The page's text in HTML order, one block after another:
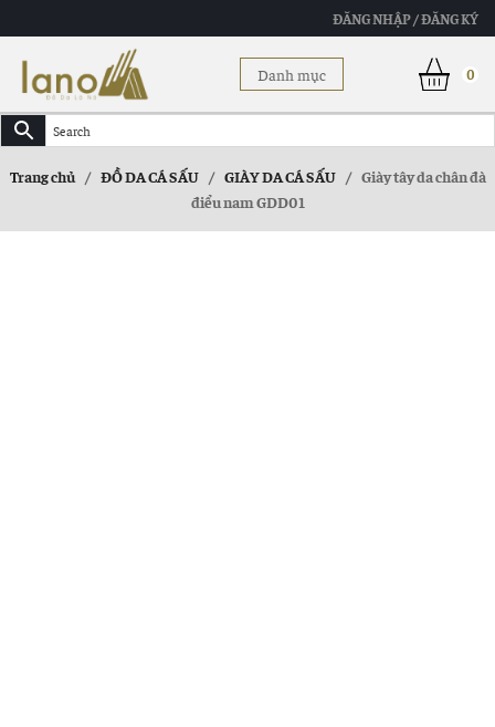
ĐĂNG NHẬP / ĐĂNG KÝ
Danh mục 0
Trang chủ / ĐỒ DA CÁ SẤU / GIÀY DA CÁ SẤU / Giày tây da chân đà
điểu nam GDD01